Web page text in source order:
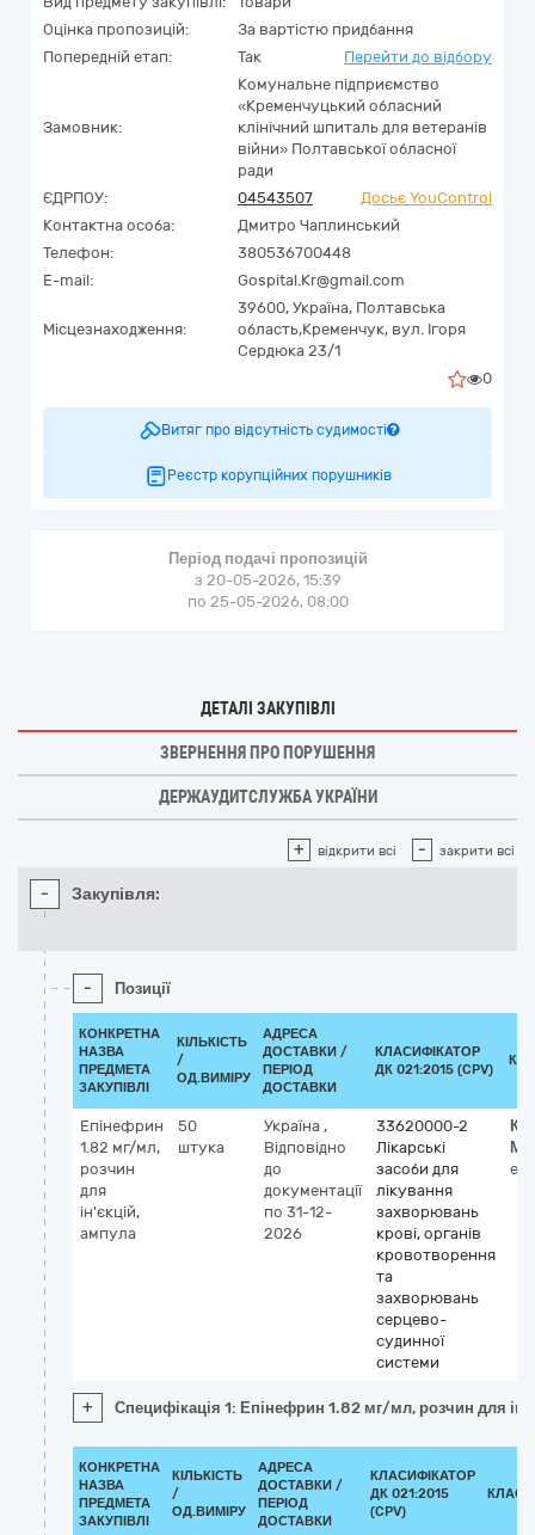
Оцінка пропозицій:
За вартістю придбання
Попередній етап:
Так Перейти до відбору
Замовник:
Комунальне підприємство
«Кременчуцький обласний
клінічний шпиталь для ветеранів
війни» Полтавської обласної
ради
ЄДРПОУ:
04543507
Досьє YouControl
Контактна особа:
Дмитро Чаплинський
Телефон:
380536700448
E-mail:
Gospital.Kr@gmail.com
Місцезнаходження:
39600, Україна, Полтавська
область,Кременчук, вул. Ігоря
Сердюка 23/1
0
Витяг про відсутність судимості
Реєстр корупційних порушників
Період подачі пропозицій
з 20-05-2026, 15:39
по 25-05-2026, 08:00
ДЕТАЛІ ЗАКУПІВЛІ
ЗВЕРНЕННЯ ПРО ПОРУШЕННЯ
ДЕРЖАУДИТСЛУЖБА УКРАЇНИ
+ відкрити всі - закрити всі
- Закупівля:
- Позиції
КОНКРЕТНА
НАЗВА
ПРЕДМЕТА
ЗАКУПІВЛІ
КІЛЬКІСТЬ
/
ОД.ВИМІРУ
АДРЕСА
ДОСТАВКИ /
ПЕРІОД
ДОСТАВКИ
КЛАСИФІКАТОР
ДК 021:2015 (CPV)
Епінефрин
1.82 мг/мл,
розчин
для
ін'єкцій,
ампула
50
штука
Україна ,
Відповідно
до
документації
по 31-12-
2026
33620000-2
Лікарські
засоби для
лікування
захворювань
крові, органів
кровотворення
та
захворювань
серцево-
судинної
системи
+ Специфікація 1: Епінефрин 1.82 мг/мл, розчин для
КОНКРЕТНА
НАЗВА
ПРЕДМЕТА
ЗАКУПІВЛІ
КІЛЬКІСТЬ
/
ОД.ВИМІРУ
АДРЕСА
ДОСТАВКИ /
ПЕРІОД
ДОСТАВКИ
КЛАСИФІКАТОР
ДК 021:2015
(CPV)